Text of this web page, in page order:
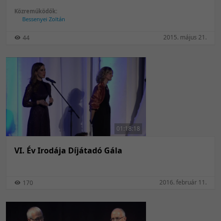
Közreműködők:
Bessenyei Zoltán
44 2015. május 21.
01:18:18
VI. Év Irodája Díjátadó Gála
170 2016. február 11.